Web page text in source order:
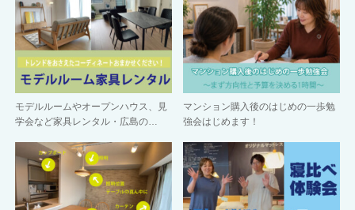
モデルルームやオープンハウス、見
学会など家具レンタル・広島の…
マンション購入後のはじめの一歩勉
強会はじめます！